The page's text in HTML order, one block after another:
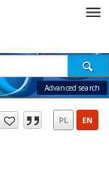
Advanced search
PL EN